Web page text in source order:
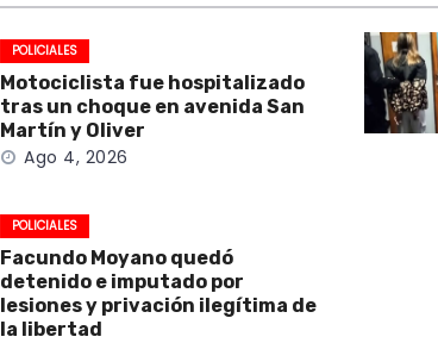
POLICIALES
Motociclista fue hospitalizado
tras un choque en avenida San
Martín y Oliver
Ago 4, 2026
POLICIALES
Facundo Moyano quedó
detenido e imputado por
lesiones y privación ilegítima de
la libertad